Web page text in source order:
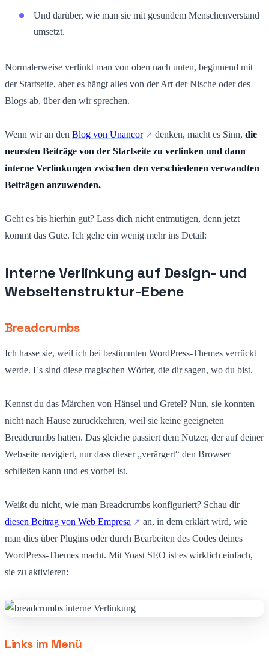
Und darüber, wie man sie mit gesundem Menschenverstand
umsetzt.
Normalerweise verlinkt man von oben nach unten, beginnend mit
der Startseite, aber es hängt alles von der Art der Nische oder des
Blogs ab, über den wir sprechen.
Wenn wir an den Blog von Unancor denken, macht es Sinn, die
neuesten Beiträge von der Startseite zu verlinken und dann
interne Verlinkungen zwischen den verschiedenen verwandten
Beiträgen anzuwenden.
Geht es bis hierhin gut? Lass dich nicht entmutigen, denn jetzt
kommt das Gute. Ich gehe ein wenig mehr ins Detail:
Interne Verlinkung auf Design- und
Webseitenstruktur-Ebene
Breadcrumbs
Ich hasse sie, weil ich bei bestimmten WordPress-Themes verrückt
werde. Es sind diese magischen Wörter, die dir sagen, wo du bist.
Kennst du das Märchen von Hänsel und Gretel? Nun, sie konnten
nicht nach Hause zurückkehren, weil sie keine geeigneten
Breadcrumbs hatten. Das gleiche passiert dem Nutzer, der auf deiner
Webseite navigiert, nur dass dieser „verärgert“ den Browser
schließen kann und es vorbei ist.
Weißt du nicht, wie man Breadcrumbs konfiguriert? Schau dir
diesen Beitrag von Web Empresa
an, in dem erklärt wird, wie
man dies über Plugins oder durch Bearbeiten des Codes deines
WordPress-Themes macht. Mit Yoast SEO ist es wirklich einfach,
sie zu aktivieren:
Links im Menü